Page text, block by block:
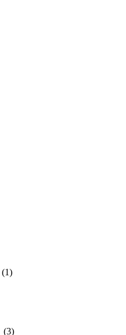
(1)
(3)